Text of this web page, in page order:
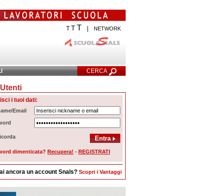
T TT NETWORK
CERCA
Avanzata
i tuoi dati:
Email
dimenticata? Recupera! - REGISTRATI
ancora un account Snals? Scopri i Vantaggi